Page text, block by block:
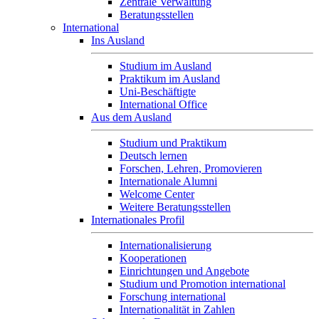
Beratungsstellen
International
Ins Ausland
Studium im Ausland
Praktikum im Ausland
Uni-Beschäftigte
International Office
Aus dem Ausland
Studium und Praktikum
Deutsch lernen
Forschen, Lehren, Promovieren
Internationale Alumni
Welcome Center
Weitere Beratungsstellen
Internationales Profil
Internationalisierung
Kooperationen
Einrichtungen und Angebote
Studium und Promotion international
Forschung international
Internationalität in Zahlen